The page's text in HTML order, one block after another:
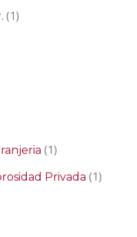
(1)
(1)
Privada (1)